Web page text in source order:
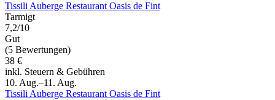
Tissili Auberge Restaurant Oasis de Fint
Tarmigt
7,2/10
Gut
(5 Bewertungen)
38 €
inkl. Steuern & Gebühren
10. Aug.–11. Aug.
Tissili Auberge Restaurant Oasis de Fint